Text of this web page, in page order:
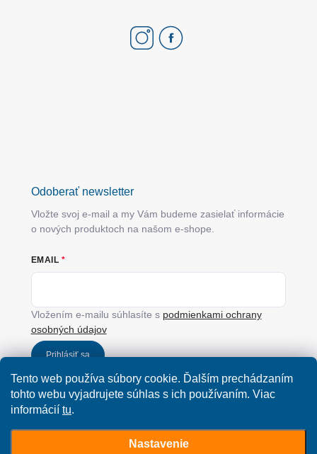
Tento web používa súbory cookie. Ďalším prechádzaním
tohto webu vyjadrujete súhlas s ich používaním. Viac
informácií tu.
Nastavenie
Odoberať newsletter
Vložte svoj e-mail a my Vám budeme zasielať informácie
o nových produktoch na našom e-shope.
EMAIL
Vložením e-mailu súhlasíte s podmienkami ochrany
osobných údajov
Prihlásiť sa